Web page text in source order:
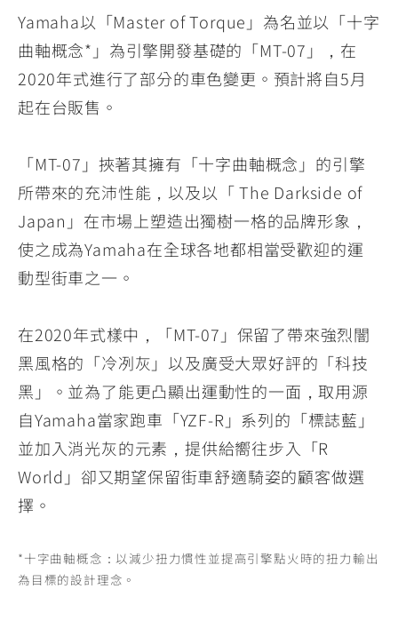
03
Yamaha以「Master of Torque」為名並以「十字
曲軸概念*」為引擎開發基礎的「MT-07」，在
2020年式進行了部分的車色變更。預計將自5月
起在台販售。
「MT-07」挾著其擁有「十字曲軸概念」的引擎
所帶來的充沛性能，以及以「 The Darkside of
Japan」在市場上塑造出獨樹一格的品牌形象，
使之成為Yamaha在全球各地都相當受歡迎的運
動型街車之一。
在2020年式樣中，「MT-07」保留了帶來強烈闇
黑風格的「冷冽灰」以及廣受大眾好評的「科技
黑」。並為了能更凸顯出運動性的一面，取用源
自Yamaha當家跑車「YZF-R」系列的「標誌藍」
並加入消光灰的元素，提供給嚮往步入「R
World」卻又期望保留街車舒適騎姿的顧客做選
擇。
*十字曲軸概念：以減少扭力慣性並提高引擎點火時的扭力輸出
為目標的設計理念。